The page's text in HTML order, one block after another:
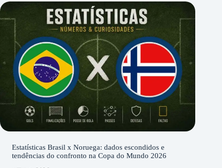
Estatísticas Brasil x Noruega: dados escondidos e
tendências do confronto na Copa do Mundo 2026